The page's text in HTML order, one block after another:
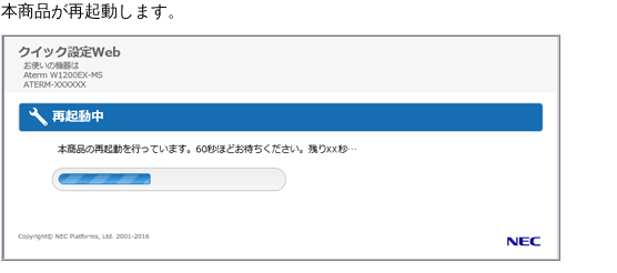
本商品が再起動します。